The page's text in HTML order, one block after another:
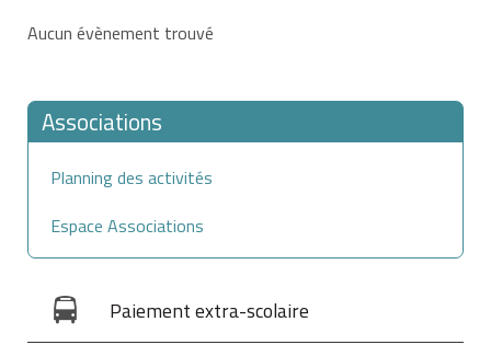
Aucun évènement trouvé
Associations
Planning des activités
Espace Associations
Paiement extra-scolaire